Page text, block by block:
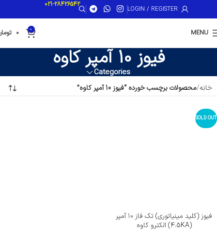
LOGIN / REGISTER
021-28426542
MENU
0
0
فیوز 10 آمپر کاوه
Categories
خانه محصولات برچسب خورده “فیوز 10 آمپر کاوه”
SOLD OUT
فیوز (کلید مینیاتوری) تک فاز ۱۰ آمپر
(۴.5KA) الکترو کاوه